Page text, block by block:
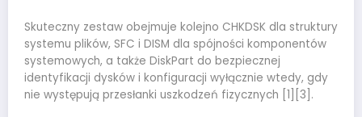
Skuteczny zestaw obejmuje kolejno CHKDSK dla struktury
systemu plików, SFC i DISM dla spójności komponentów
systemowych, a także DiskPart do bezpiecznej
identyfikacji dysków i konfiguracji wyłącznie wtedy, gdy
nie występują przesłanki uszkodzeń fizycznych [1][3].